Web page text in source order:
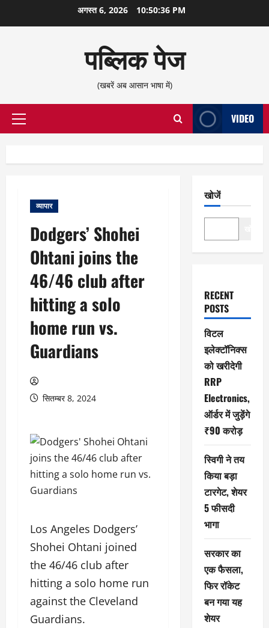
सामग्री
अगस्त 6, 2026 10:50:37 PM
पब्लिक पेज
(खबरें अब आसान भाषा में)
प्राथमिक
VIDEO
व्यापार
Dodgers’ Shohei
Ohtani joins the
46/46 club after
hitting a solo
home run vs.
Guardians
सितम्बर 8, 2024
Los Angeles Dodgers’
Shohei Ohtani joined
the 46/46 club after
hitting a solo home run
against the Cleveland
Guardians.
खोजें
RECENT
POSTS
विटल
इलेक्टॉनिक्स
को खरीदेगी
RRP
Electronics,
ऑर्डर में जुड़ेंगे
₹90 करोड़
स्विगी ने तय
किया बड़ा
टारगेट, शेयर
5 फीसदी
भागा
सरकार का
एक फैसला,
फिर रॉकेट
बन गया यह
शेयर